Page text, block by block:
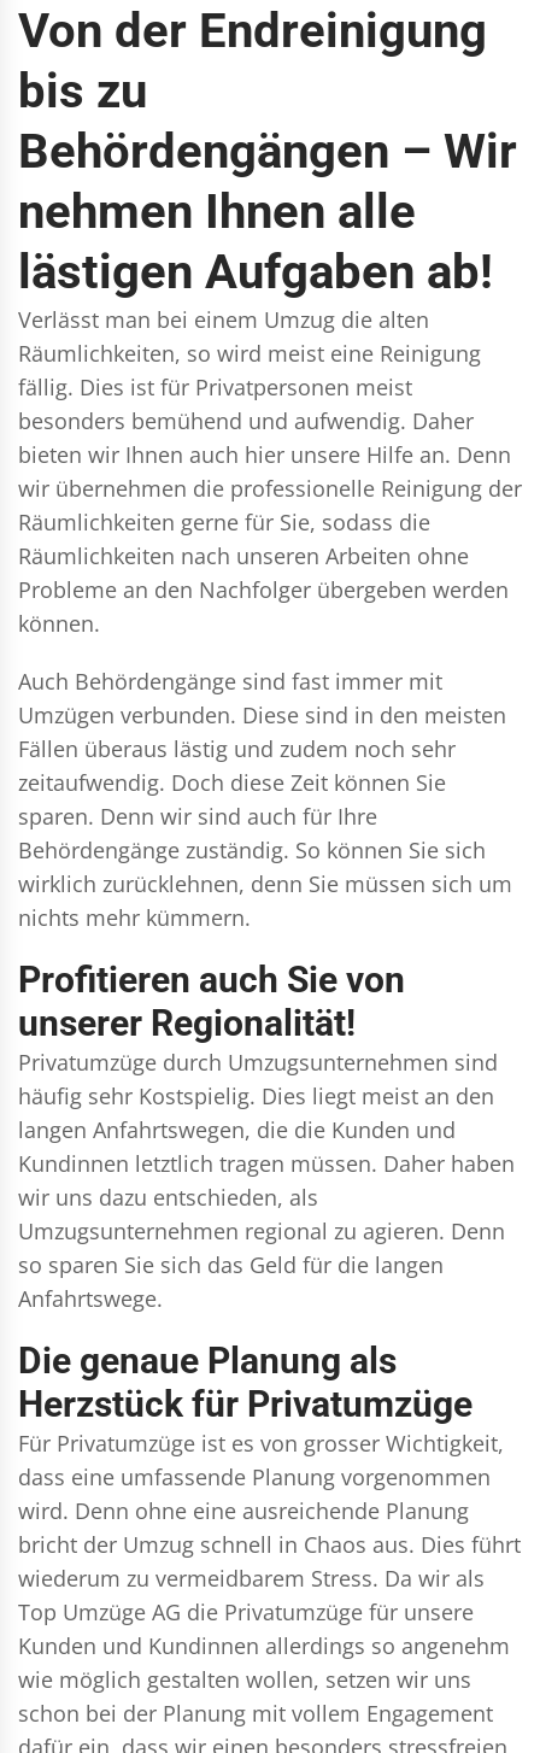
Von der Endreinigung
bis zu
Behördengängen – Wir
nehmen Ihnen alle
lästigen Aufgaben ab!
Verlässt man bei einem Umzug die alten
Räumlichkeiten, so wird meist eine Reinigung
fällig. Dies ist für Privatpersonen meist
besonders bemühend und aufwendig. Daher
bieten wir Ihnen auch hier unsere Hilfe an. Denn
wir übernehmen die professionelle Reinigung der
Räumlichkeiten gerne für Sie, sodass die
Räumlichkeiten nach unseren Arbeiten ohne
Probleme an den Nachfolger übergeben werden
können.
Auch Behördengänge sind fast immer mit
Umzügen verbunden. Diese sind in den meisten
Fällen überaus lästig und zudem noch sehr
zeitaufwendig. Doch diese Zeit können Sie
sparen. Denn wir sind auch für Ihre
Behördengänge zuständig. So können Sie sich
wirklich zurücklehnen, denn Sie müssen sich um
nichts mehr kümmern.
Profitieren auch Sie von
unserer Regionalität!
Privatumzüge durch Umzugsunternehmen sind
häufig sehr Kostspielig. Dies liegt meist an den
langen Anfahrtswegen, die die Kunden und
Kundinnen letztlich tragen müssen. Daher haben
wir uns dazu entschieden, als
Umzugsunternehmen regional zu agieren. Denn
so sparen Sie sich das Geld für die langen
Anfahrtswege.
Die genaue Planung als
Herzstück für Privatumzüge
Für Privatumzüge ist es von grosser Wichtigkeit,
dass eine umfassende Planung vorgenommen
wird. Denn ohne eine ausreichende Planung
bricht der Umzug schnell in Chaos aus. Dies führt
wiederum zu vermeidbarem Stress. Da wir als
Top Umzüge AG die Privatumzüge für unsere
Kunden und Kundinnen allerdings so angenehm
wie möglich gestalten wollen, setzen wir uns
schon bei der Planung mit vollem Engagement
dafür ein, dass wir einen besonders stressfreien